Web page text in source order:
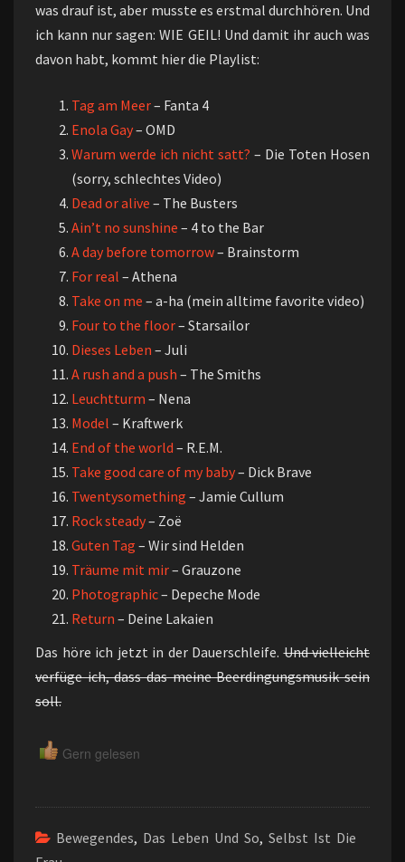
was drauf ist, aber musste es erstmal durchhören. Und
ich kann nur sagen: WIE GEIL! Und damit ihr auch was
davon habt, kommt hier die Playlist:
Tag am Meer– Fanta 4
Enola Gay– OMD
Warum werde ich nicht satt? – Die Toten Hosen
(sorry, schlechtes Video)
Dead or alive – The Busters
Ain’t no sunshine – 4 to the Bar
A day before tomorrow– Brainstorm
For real – Athena
Take on me – a-ha (mein alltime favorite video)
Four to the floor– Starsailor
Dieses Leben – Juli
A rush and a push – The Smiths
Leuchtturm – Nena
Model – Kraftwerk
End of the world – R.E.M.
Take good care of my baby– Dick Brave
Twentysomething – Jamie Cullum
Rock steady– Zoë
Guten Tag – Wir sind Helden
Träume mit mir– Grauzone
Photographic– Depeche Mode
Return – Deine Lakaien
Das höre ich jetzt in der Dauerschleife.Und vielleicht
verfüge ich, dass das meine Beerdingungsmusik sein
soll.
Gern gelesen
Bewegendes, Das Leben Und So, Selbst Ist Die